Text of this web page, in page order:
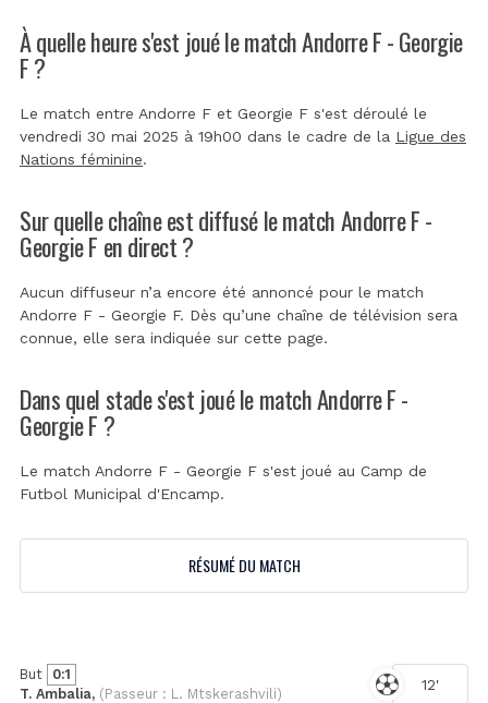
À quelle heure s'est joué le match Andorre F - Georgie
F ?
Le match entre Andorre F et Georgie F s'est déroulé le
vendredi 30 mai 2025 à 19h00 dans le cadre de la Ligue des
Nations féminine.
Sur quelle chaîne est diffusé le match Andorre F -
Georgie F en direct ?
Aucun diffuseur n’a encore été annoncé pour le match
Andorre F - Georgie F. Dès qu’une chaîne de télévision sera
connue, elle sera indiquée sur cette page.
Dans quel stade s'est joué le match Andorre F -
Georgie F ?
Le match Andorre F - Georgie F s'est joué au Camp de
Futbol Municipal d'Encamp.
RÉSUMÉ DU MATCH
12'
But
0:1
T. Ambalia, (Passeur : L. Mtskerashvili)